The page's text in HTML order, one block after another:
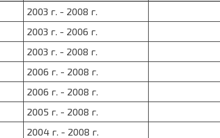
2003 г. - 2008 г.
2003 г. - 2006 г.
2003 г. - 2008 г.
2006 г. - 2008 г.
2006 г. - 2008 г.
2005 г. - 2008 г.
2004 г. - 2008 г.